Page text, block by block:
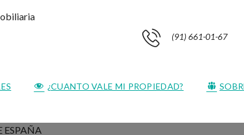
(91) 661-01-67
¿CUANTO VALE MI PROPIEDAD?